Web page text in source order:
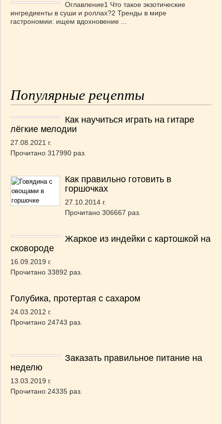
Оглавление1 Что такое экзотические
ингредиенты в суши и роллах?2 Тренды в мире
гастрономии: ищем вдохновение ...
Популярные рецепты
Как научиться играть на гитаре
лёгкие мелодии
27.08.2021 г.
Прочитано 317990 раз.
Как правильно готовить в
горшочках
27.10.2014 г.
Прочитано 306667 раз.
Жаркое из индейки с картошкой на
сковороде
16.09.2019 г.
Прочитано 33892 раз.
Голубика, протертая с сахаром
24.03.2012 г.
Прочитано 24743 раз.
Заказать правильное питание на
неделю
13.03.2019 г.
Прочитано 24335 раз.